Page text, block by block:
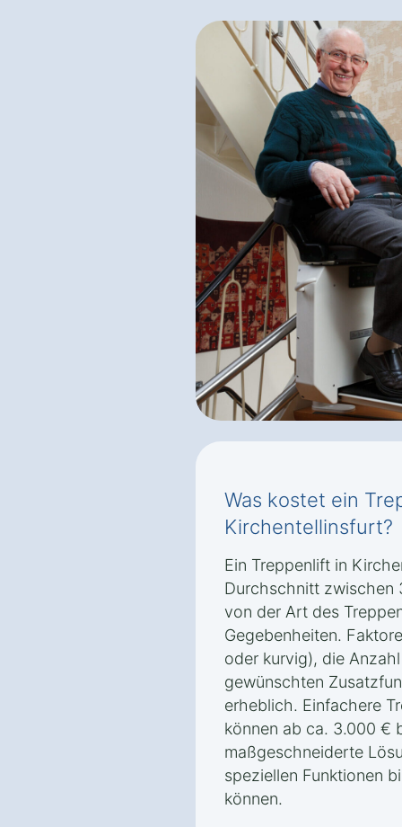
Was kostet ein
Kirchentellinsfurt?
Ein Treppenlift in
Durchschnitt zwischen
von der Art des
Gegebenheiten.
oder kurvig), die
gewünschten
erheblich. Einfachere
können ab ca. 3.000 €
maßgeschneiderte
speziellen Funktionen
können.